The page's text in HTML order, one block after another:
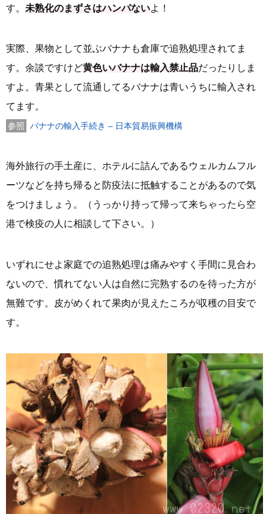
す。 未熟化のまずさはハンパないよ！
実際、果物として並ぶバナナも倉庫で追熟処理されてま
す。余談ですけど黄色いバナナは輸入禁止品だったりしま
すよ。青果として流通してるバナナは青いうちに輸入され
てます。
バナナの輸入手続き – 日本貿易振興機構
海外旅行の手土産に、ホテルに詰んであるウェルカムフル
ーツなどを持ち帰ると防疫法に抵触することがあるので気
をつけましょう。（うっかり持って帰って来ちゃったら空
港で検疫の人に相談して下さい。）
いずれにせよ家庭での追熟処理は痛みやすく手間に見合わ
ないので、慣れてない人は自然に完熟するのを待った方が
無難です。皮がめくれて果肉が見えたころが収穫の目安で
す。